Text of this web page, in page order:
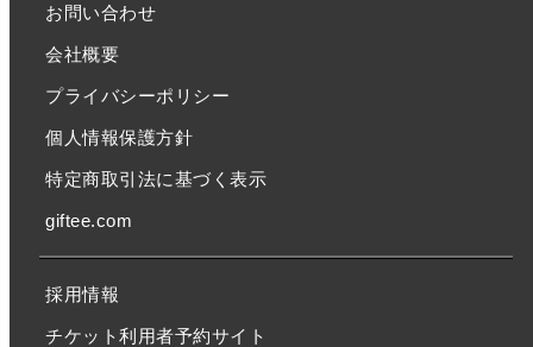
お問い合わせ
会社概要
プライバシーポリシー
個人情報保護方針
特定商取引法に基づく表示
giftee.com
採用情報
チケット利用者予約サイト